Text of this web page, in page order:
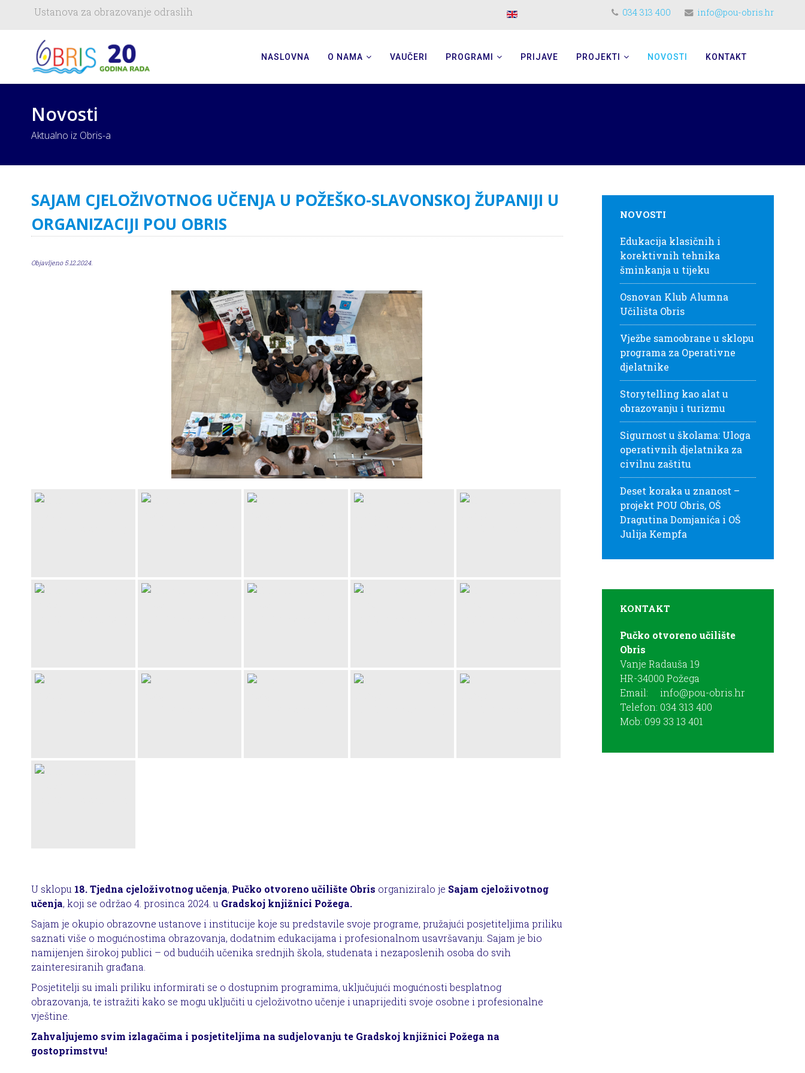
Ustanova za obrazovanje odraslih 034 313 400 info@pou-obris.hr
NASLOVNA O NAMA VAUČERI PROGRAMI PRIJAVE PROJEKTI NOVOSTI KONTAKT
Novosti
Aktualno iz Obris-a
SAJAM CJELOŽIVOTNOG UČENJA U POŽEŠKO-SLAVONSKOJ ŽUPANIJI U
ORGANIZACIJI POU OBRIS
Objavljeno 5.12.2024.
U sklopu 18. Tjedna cjeloživotnog učenja, Pučko otvoreno učilište Obris organiziralo je Sajam cjeloživotnog
učenja, koji se održao 4. prosinca 2024. u Gradskoj knjižnici Požega.
Sajam je okupio obrazovne ustanove i institucije koje su predstavile svoje programe, pružajući posjetiteljima priliku
saznati više o mogućnostima obrazovanja, dodatnim edukacijama i profesionalnom usavršavanju. Sajam je bio
namijenjen širokoj publici – od budućih učenika srednjih škola, studenata i nezaposlenih osoba do svih
zainteresiranih građana.
Posjetitelji su imali priliku informirati se o dostupnim programima, uključujući mogućnosti besplatnog
obrazovanja, te istražiti kako se mogu uključiti u cjeloživotno učenje i unaprijediti svoje osobne i profesionalne
vještine.
Zahvaljujemo svim izlagačima i posjetiteljima na sudjelovanju te Gradskoj knjižnici Požega na
gostoprimstvu!
NOVOSTI
Edukacija klasičnih i
korektivnih tehnika
šminkanja u tijeku
Osnovan Klub Alumna
Učilišta Obris
Vježbe samoobrane u sklopu
programa za Operativne
djelatnike
Storytelling kao alat u
obrazovanju i turizmu
Sigurnost u školama: Uloga
operativnih djelatnika za
civilnu zaštitu
Deset koraka u znanost –
projekt POU Obris, OŠ
Dragutina Domjanića i OŠ
Julija Kempfa
KONTAKT
Pučko otvoreno učilište
Obris
Vanje Radauša 19
HR-34000 Požega
Email: info@pou-obris.hr
Telefon: 034 313 400
Mob: 099 33 13 401